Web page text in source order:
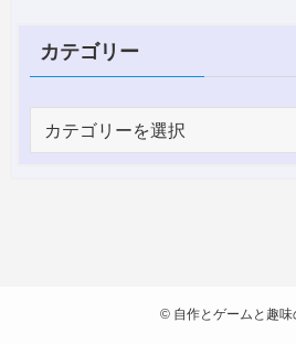
カテゴリー
©自作とゲームと趣味